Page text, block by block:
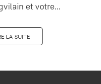
et votre...
LA SUITE